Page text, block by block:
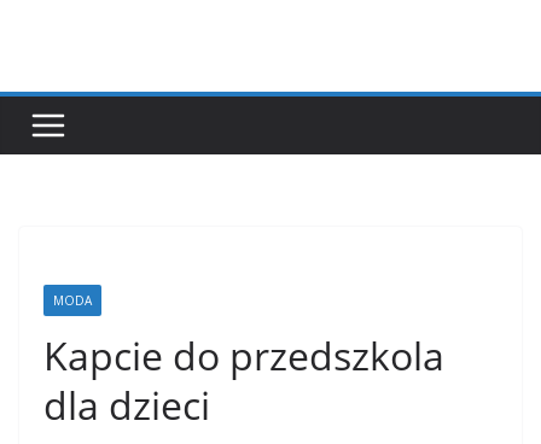
MODA
Kapcie do przedszkola
dla dzieci